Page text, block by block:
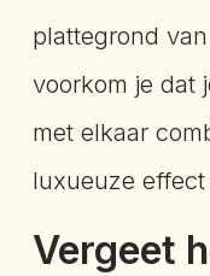
plattegrond
voorkom je dat
met elkaar
luxueuze
Vergeet